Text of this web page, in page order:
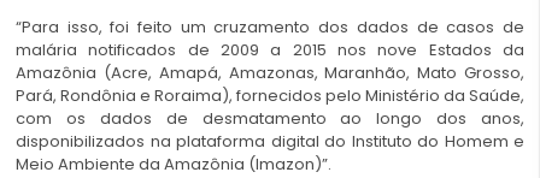
“Para isso, foi feito um cruzamento dos dados de casos de
malária notificados de 2009 a 2015 nos nove Estados da
Amazônia (Acre, Amapá, Amazonas, Maranhão, Mato Grosso,
Pará, Rondônia e Roraima), fornecidos pelo Ministério da Saúde,
com os dados de desmatamento ao longo dos anos,
disponibilizados na plataforma digital do Instituto do Homem e
Meio Ambiente da Amazônia (Imazon)”.